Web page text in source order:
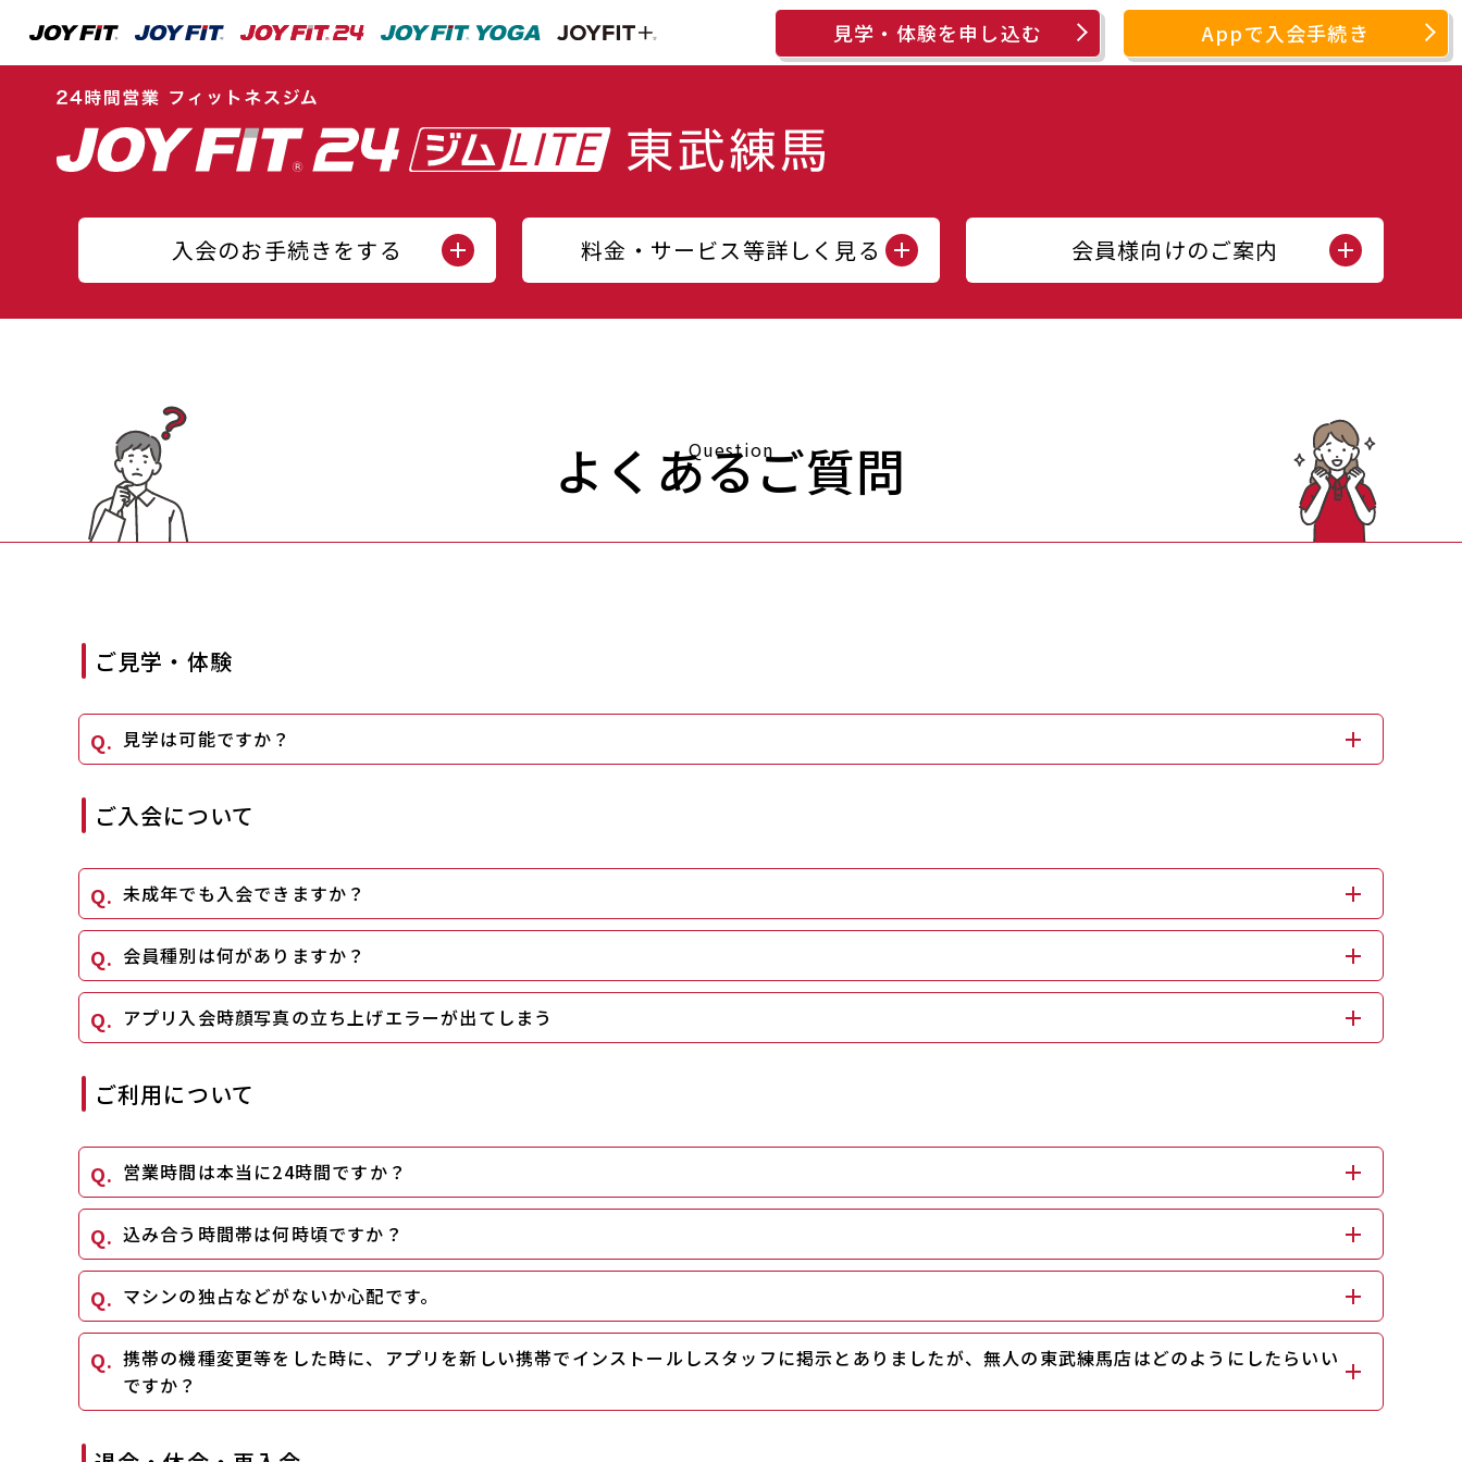
見学・体験を申し込む Appで入会手続き
入会のお手続きをする 料金・サービス等詳しく見る 会員様向けのご案内
Question
よくあるご質問
ご見学・体験
見学は可能ですか？
ご入会について
未成年でも入会できますか？
会員種別は何がありますか？
アプリ入会時顔写真の立ち上げエラーが出てしまう
ご利用について
営業時間は本当に24時間ですか？
込み合う時間帯は何時頃ですか？
マシンの独占などがないか心配です。
携帯の機種変更等をした時に、アプリを新しい携帯でインストールしスタッフに掲示とありましたが、無人の東武練馬店はどのようにしたらいい
ですか？